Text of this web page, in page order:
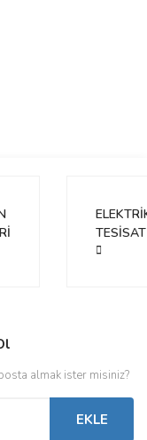
TESİSAT
almak ister misiniz?
EKLE